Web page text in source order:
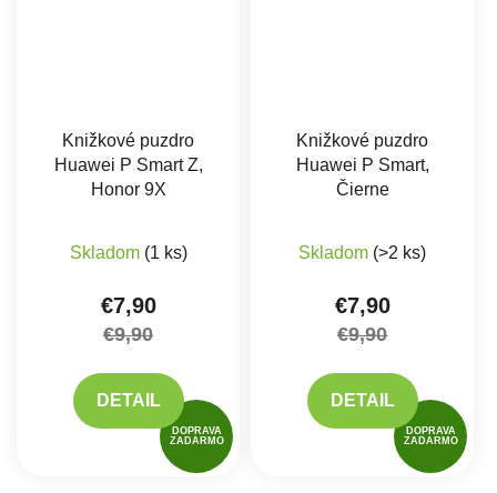
DOPRAVA
ZADARMO
Knižkové puzdro
Huawei P Smart Z,
Honor 9X
Skladom (1 ks)
€7,90
€9,90
DETAIL
DOPRAVA
ZADARMO
Knižkové puzdro
Huawei P Smart,
Čierne
Skladom (>2 ks)
€7,90
€9,90
DETAIL